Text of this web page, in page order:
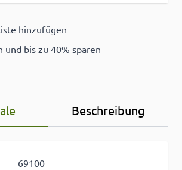
hinzufügen
hinzufügen
bis zu 40% sparen
Beschreibung
69100